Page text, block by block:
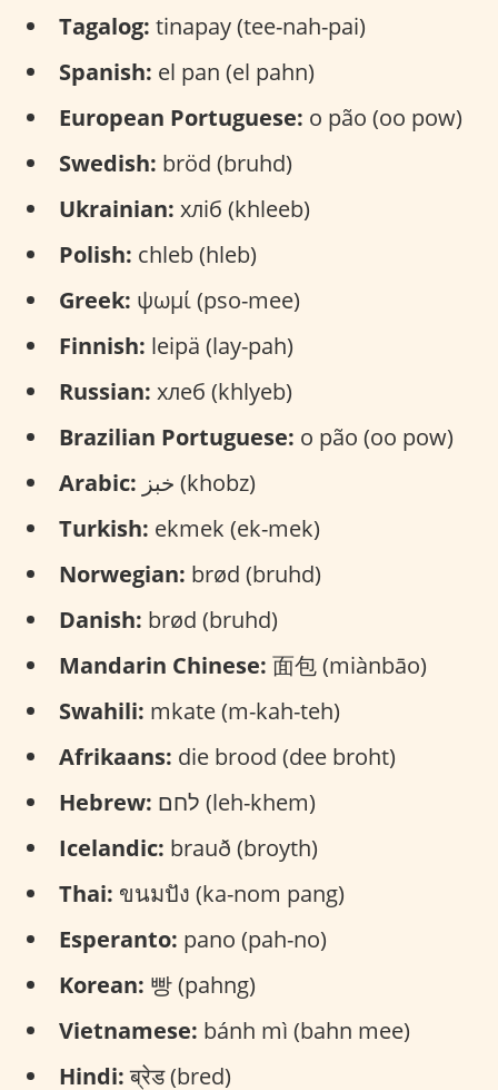
Tagalog: tinapay (tee-nah-pai)
Spanish: el pan (el pahn)
European Portuguese: o pão (oo pow)
Swedish: bröd (bruhd)
Ukrainian: хліб (khleeb)
Polish: chleb (hleb)
Greek: ψωμί (pso-mee)
Finnish: leipä (lay-pah)
Russian: хлеб (khlyeb)
Brazilian Portuguese: o pão (oo pow)
Arabic:
خبز (khobz)
Turkish: ekmek (ek-mek)
Norwegian: brød (bruhd)
Danish: brød (bruhd)
Mandarin Chinese: 面包 (miànbāo)
Swahili: mkate (m-kah-teh)
Afrikaans: die brood (dee broht)
Hebrew:
לחם (leh-khem)
Icelandic: brauð (broyth)
Thai: ขนมปัง (ka-nom pang)
Esperanto: pano (pah-no)
Korean: 빵 (pahng)
Vietnamese: bánh mì (bahn mee)
Hindi:ब्रेड (bred)